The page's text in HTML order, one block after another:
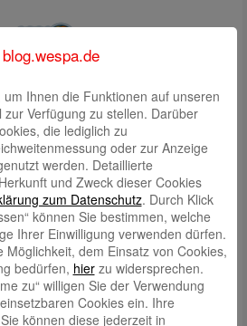
Bremerhaven
consectetur adipiscing elit. Ut elit tellus,
pulvinar dapibus leo.
Auswanderer Haus
blog.wespa.de
Ihnen die Funktionen auf unseren
Verfügung zu stellen. Darüber
die lediglich zu
oder zur Anzeige
werden. Detaillierte
und Zweck dieser Cookies
zum Datenschutz. Durch Klick
können Sie bestimmen, welche
Ihrer Einwilligung verwenden dürfen.
dem Einsatz von Cookies,
bedürfen, hierzu widersprechen.
zu“ willigen Sie der Verwendung
Cookies ein. Ihre
können diese jederzeit in